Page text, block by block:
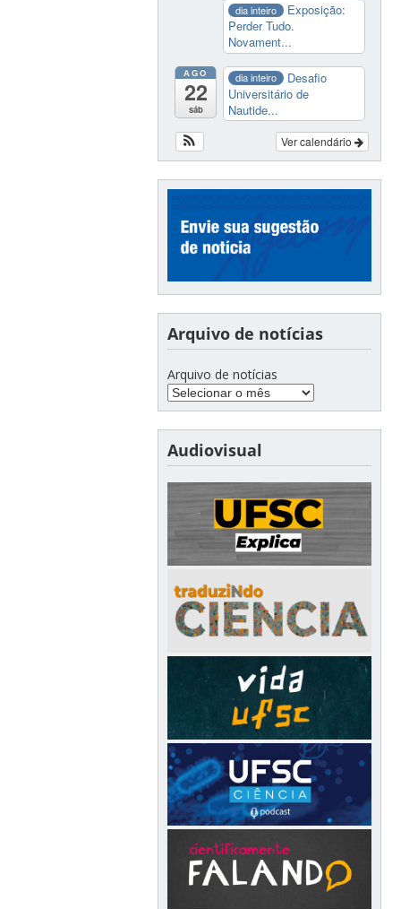
dia inteiro
Exposição:
Perder Tudo.
Novament...
AGO
22
sáb
dia inteiro
Desafio
Universitário de
Nautide...
Ver calendário
Arquivo de notícias
Arquivo de notícias
Audiovisual